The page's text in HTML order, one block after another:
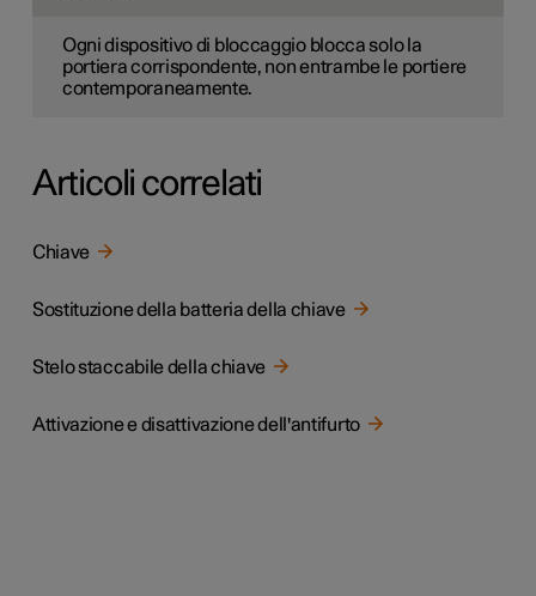
Ogni dispositivo di bloccaggio blocca solo la
portiera corrispondente, non entrambe le portiere
contemporaneamente.
Articoli correlati
Chiave
Sostituzione della batteria della chiave
Stelo staccabile della chiave
Attivazione e disattivazione dell'antifurto